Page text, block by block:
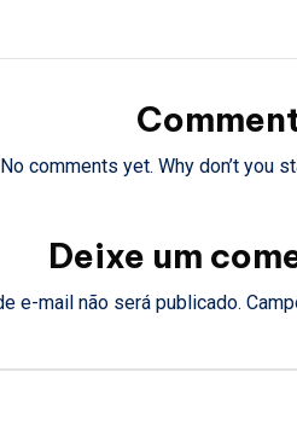
No comments yet. Why don’t you
Deixe um
e-mail não será publicado.